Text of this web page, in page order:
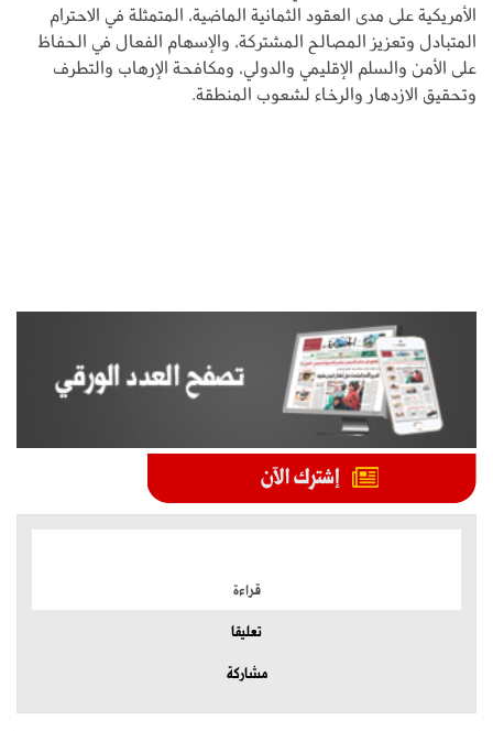
الأمريكية على مدى العقود الثمانية الماضية، المتمثلة في الاحترام
المتبادل وتعزيز المصالح المشتركة، والإسهام الفعال في الحفاظ
على الأمن والسلم الإقليمي والدولي، ومكافحة الإرهاب والتطرف
وتحقيق الازدهار والرخاء لشعوب المنطقة.
قراءة
تعليقا
مشاركة